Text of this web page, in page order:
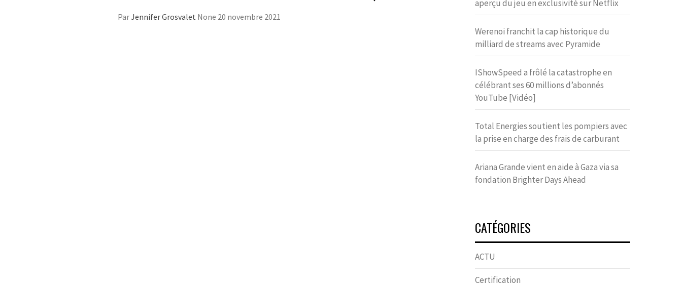
ParJennifer Grosvalet None 20 novembre 2021
aperçu du jeu en exclusivité sur Netflix
Werenoi franchit la cap historique du
milliard de streams avec Pyramide
IShowSpeed a frôlé la catastrophe en
célébrant ses 60 millions d’abonnés
YouTube [Vidéo]
Total Energies soutient les pompiers avec
la prise en charge des frais de carburant
Ariana Grande vient en aide à Gaza via sa
fondation Brighter Days Ahead
CATÉGORIES
ACTU
Certification